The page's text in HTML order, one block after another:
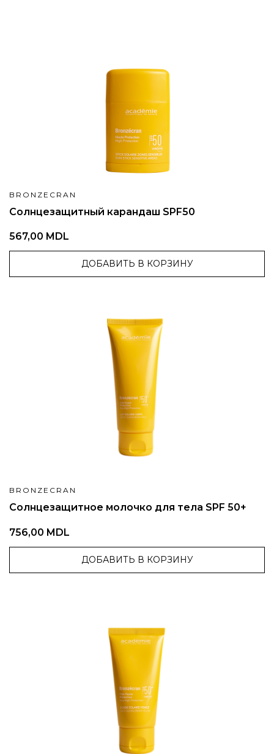
BRONZECRAN
Солнцезащитный карандаш SPF50
567,00 MDL
ДОБАВИТЬ В КОРЗИНУ
BRONZECRAN
Солнцезащитное молочко для тела SPF 50+
756,00 MDL
ДОБАВИТЬ В КОРЗИНУ